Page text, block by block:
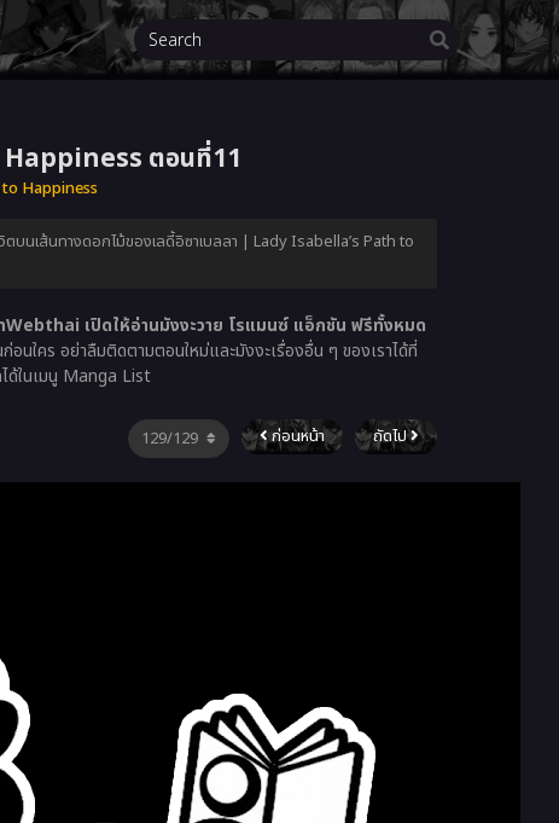
Happiness ตอนที่11
to Happiness
ตบนเส้นทางดอกไม้ของเลดี้อิซาเบลลา | Lady Isabella’s Path to
เปิดให้อ่านมังงะวาย โรแมนซ์ แอ็กชัน ฟรีทั้งหมด
อนใคร อย่าลืมติดตามตอนใหม่และมังงะเรื่องอื่น ๆ ของเราได้ที่
ด้ในเมนู Manga List
ก่อนหน้า ถัดไป